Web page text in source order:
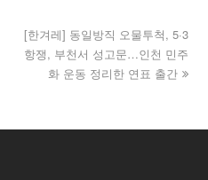
[한겨레] 동일방직 오물투척, 5·3
항쟁, 부천서 성고문…인천 민주
화 운동 정리한 연표 출간